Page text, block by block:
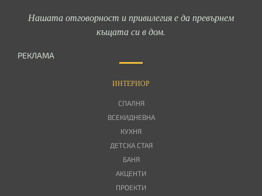
Нашата отговорност и привилегия е да превърнем
къщата си в дом.
РЕКЛАМА
ИНТЕРИОР
СПАЛНЯ
ВСЕКИДНЕВНА
КУХНЯ
ДЕТСКА СТАЯ
БАНЯ
АКЦЕНТИ
ПРОЕКТИ